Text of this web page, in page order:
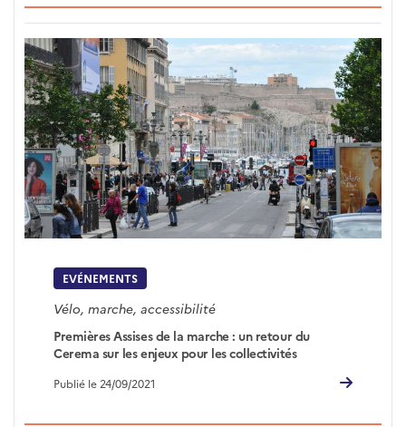
EVÉNEMENTS
Vélo, marche, accessibilité
Premières Assises de la marche : un retour du
Cerema sur les enjeux pour les collectivités
Publié le 24/09/2021